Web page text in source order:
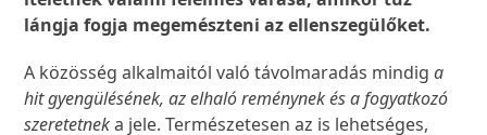
lángja fogja megemészteni az ellenszegülőket.
A közösség alkalmaitól való távolmaradás mindiga
hit gyengülésének, az elhaló reménynek és a fogyatkozó
szeretetneka jele. Természetesen az is lehetséges,